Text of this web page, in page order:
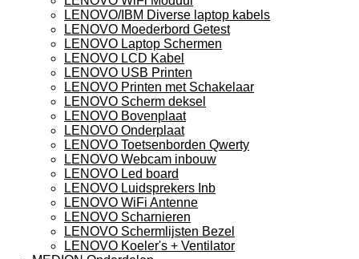
LENOVO/IBM Diverse laptop kabels
LENOVO Moederbord Getest
LENOVO Laptop Schermen
LENOVO LCD Kabel
LENOVO USB Printen
LENOVO Printen met Schakelaar
LENOVO Scherm deksel
LENOVO Bovenplaat
LENOVO Onderplaat
LENOVO Toetsenborden Qwerty
LENOVO Webcam inbouw
LENOVO Led board
LENOVO Luidsprekers Inb
LENOVO WiFi Antenne
LENOVO Scharnieren
LENOVO Schermlijsten Bezel
LENOVO Koeler's + Ventilator